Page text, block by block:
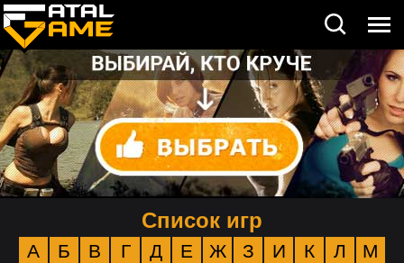
Список игр
А Б В Г Д Е Ж З И К Л
М